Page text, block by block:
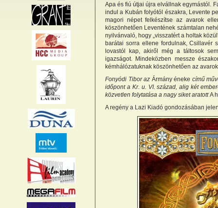
Apa és fiú útjai újra elvállnak egymástól.
indul a Kubán folyótól északra, Levente
magori népet felkészítse az avarok
köszönhetően Leventének számtalan
nyilvánvaló, hogy „visszatért a holtak
barátai sorra ellene fordulnak, Csillavér
lovastól kap, akiről még a táltosok
igazságot. Mindeközben messze
kémhálózatuknak köszönhetően az
Fonyódi Tibor az Ármány éneke című
időpont a Kr. u. VI. század, alig két
közvetlen folytatása a nagy siket aratottA
A regény a Lazi Kiadó gondozásában